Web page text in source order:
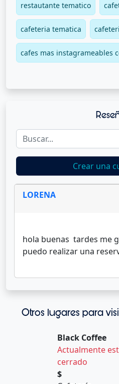
restautante tematico
cafeteria tematica
cafes mas instagrameables
Crear una
LORENA
hola buenas tardes me
puedo realizar una
Otros lugares para
Black Coffee
Actualmente
cerrado
$